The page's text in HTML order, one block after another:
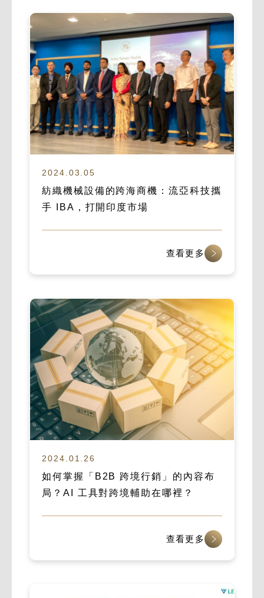
2024.03.05
紡織機械設備的跨海商機：流亞科技攜
手 IBA，打開印度市場
查看更多
2024.01.26
如何掌握「B2B 跨境行銷」的內容布
局？AI 工具對跨境輔助在哪裡？
查看更多